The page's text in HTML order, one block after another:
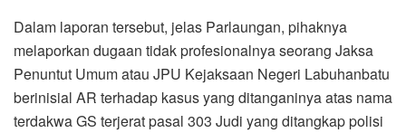
Dalam laporan tersebut, jelas Parlaungan, pihaknya
melaporkan dugaan tidak profesionalnya seorang Jaksa
Penuntut Umum atau JPU Kejaksaan Negeri Labuhanbatu
berinisial AR terhadap kasus yang ditanganinya atas nama
terdakwa GS terjerat pasal 303 Judi yang ditangkap polisi